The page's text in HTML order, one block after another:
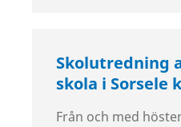
Skolutredning
skola i Sorsele
Från och med